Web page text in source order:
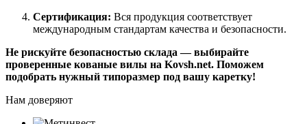
Сертификация: Вся продукция соответствует
международным стандартам качества и безопасности.
Не рискуйте безопасностью склада — выбирайте
проверенные кованые вилы на Kovsh.net. Поможем
подобрать нужный типоразмер под вашу каретку!
Нам доверяют